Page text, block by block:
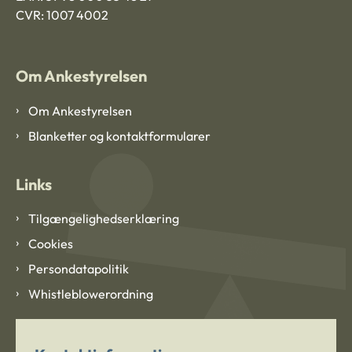
CVR: 1007 4002
Om Ankestyrelsen
Om Ankestyrelsen
Blanketter og kontaktformularer
Links
Tilgængelighedserklæring
Cookies
Persondatapolitik
Whistleblowerordning